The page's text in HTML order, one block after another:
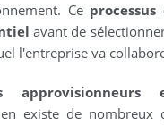
Ce processus
avant de
l'entreprise va
approvisionneurs
existe de nombreux